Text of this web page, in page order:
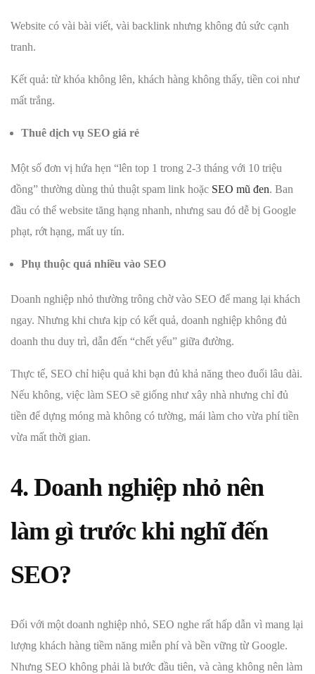
Website có vài bài viết, vài backlink nhưng không đủ sức cạnh
tranh.
Kết quả: từ khóa không lên, khách hàng không thấy, tiền coi như
mất trắng.
Thuê dịch vụ SEO giá rẻ
Một số đơn vị hứa hẹn “lên top 1 trong 2-3 tháng với 10 triệu
đồng” thường dùng thủ thuật spam link hoặc SEO mũ đen. Ban
đầu có thể website tăng hạng nhanh, nhưng sau đó dễ bị Google
phạt, rớt hạng, mất uy tín.
Phụ thuộc quá nhiều vào SEO
Doanh nghiệp nhỏ thường trông chờ vào SEO để mang lại khách
ngay. Nhưng khi chưa kịp có kết quả, doanh nghiệp không đủ
doanh thu duy trì, dẫn đến “chết yểu” giữa đường.
Thực tế, SEO chỉ hiệu quả khi bạn đủ khả năng theo đuổi lâu dài.
Nếu không, việc làm SEO sẽ giống như xây nhà nhưng chỉ đủ
tiền để dựng móng mà không có tường, mái làm cho vừa phí tiền
vừa mất thời gian.
4. Doanh nghiệp nhỏ nên
làm gì trước khi nghĩ đến
SEO?
Đối với một doanh nghiệp nhỏ, SEO nghe rất hấp dẫn vì mang lại
lượng khách hàng tiềm năng miễn phí và bền vững từ Google.
Nhưng SEO không phải là bước đầu tiên, và càng không nên làm